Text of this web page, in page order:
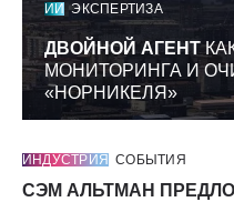
ИИ ЭКСПЕРТИЗА
ДВОЙНОЙ АГЕНТ
МОНИТОРИНГА И
«НОРНИКЕЛЯ»
ИНДУСТРИЯ СОБЫТИЯ
СЭМ АЛЬТМАН